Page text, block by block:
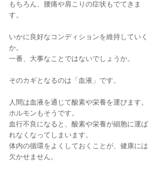
もちろん、腰痛や肩こりの症状もでてきま
す。
いかに良好なコンディションを維持していく
か。
一番、大事なことではないでしょうか。
そのカギとなるのは「血液」です。
人間は血液を通じて酸素や栄養を運びます。
ホルモンもそうです。
血行不良になると、酸素や栄養が細胞に運ば
れなくなってしまいます。
体内の循環をよくしておくことが、健康には
欠かせません。